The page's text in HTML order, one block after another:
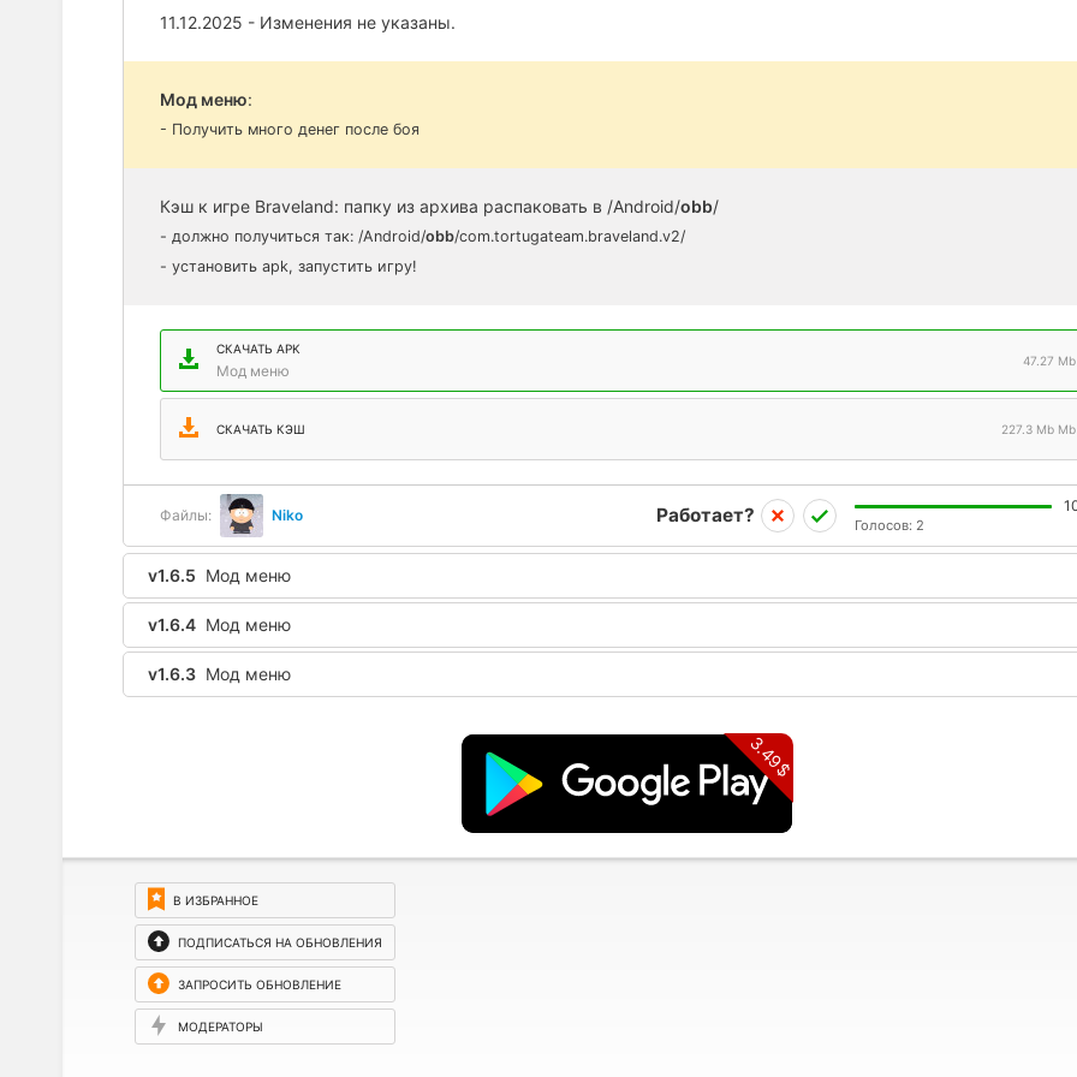
11.12.2025 - Изменения не указаны.
Мод меню:
- Получить много денег после боя
Кэш к игре Braveland: папку из архива распаковать в /Android/obb/
- должно получиться так: /Android/obb/com.tortugateam.braveland.v2/
- установить apk, запустить игру!
СКАЧАТЬ APK
Мод меню
47.27 Mb
СКАЧАТЬ КЭШ 227.3 Mb Mb
Файлы: Niko Работает? Голосов: 2
v1.6.5 Мод меню
v1.6.4 Мод меню
v1.6.3 Мод меню
3.49$
В ИЗБРАННОЕ
ПОДПИСАТЬСЯ НА ОБНОВЛЕНИЯ
ЗАПРОСИТЬ ОБНОВЛЕНИЕ
МОДЕРАТОРЫ